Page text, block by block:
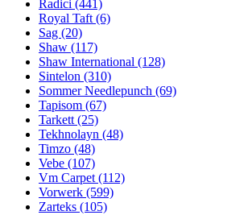
Radici (441)
Royal Taft (6)
Sag (20)
Shaw (117)
Shaw International (128)
Sintelon (310)
Sommer Needlepunch (69)
Tapisom (67)
Tarkett (25)
Tekhnolayn (48)
Timzo (48)
Vebe (107)
Vm Carpet (112)
Vorwerk (599)
Zarteks (105)